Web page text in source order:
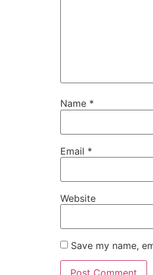
Name *
Email *
Website
Save my name,